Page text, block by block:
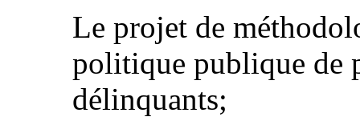
Le projet de
politique publique de
délinquants;